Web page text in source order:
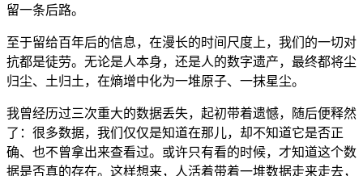
留一条后路。
至于留给百年后的信息，在漫长的时间尺度上，我们的一切对
抗都是徒劳。无论是人本身，还是人的数字遗产，最终都将尘
归尘、土归土，在熵增中化为一堆原子、一抹星尘。
我曾经历过三次重大的数据丢失，起初带着遗憾，随后便释然
了：很多数据，我们仅仅是知道在那儿，却不知道它是否正
确、也不曾拿出来查看过。或许只有看的时候，才知道这个数
据是否真的存在。这样想来，人活着带着一堆数据走来走去，